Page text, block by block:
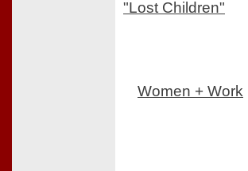
"Lost Children"
Women + Work